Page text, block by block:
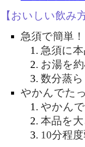
【おいしい飲み
急須で簡単！
急須に
お湯を
数分蒸
やかんでた
やかん
本品を
10分程